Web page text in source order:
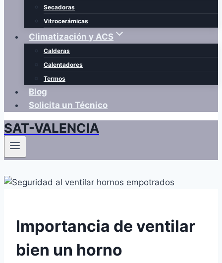
Secadoras
Vitrocerámicas
Climatización y ACS
Calderas
Calentadores
Termos
Blog
Solicita un Técnico
SAT-VALENCIA
Importancia de ventilar
bien un horno